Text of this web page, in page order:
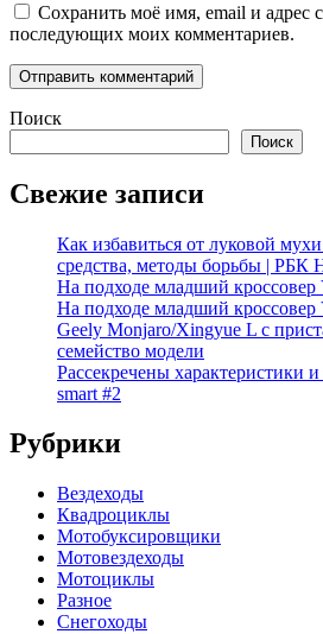
Сохранить моё имя, email и адрес
последующих моих комментариев.
Поиск
Поиск
Свежие записи
Как избавиться от луковой
средства, методы борьбы | РБК
На подходе младший
На подходе младший
Geely Monjaro/Xingyue L с
семейство модели
Рассекречены характеристики
smart #2
Рубрики
Вездеходы
Квадроциклы
Мотобуксировщики
Мотовездеходы
Мотоциклы
Разное
Снегоходы